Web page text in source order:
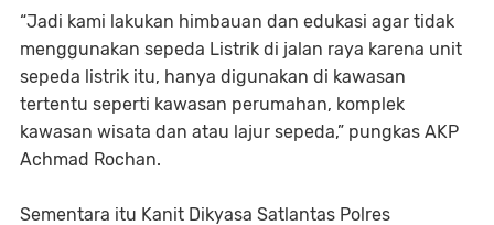
“Jadi kami lakukan himbauan dan edukasi agar tidak
menggunakan sepeda Listrik di jalan raya karena unit
sepeda listrik itu, hanya digunakan di kawasan
tertentu seperti kawasan perumahan, komplek
kawasan wisata dan atau lajur sepeda,” pungkas AKP
Achmad Rochan.
Sementara itu Kanit Dikyasa Satlantas Polres